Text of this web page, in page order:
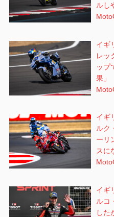
ルし
イギ
レッ
ップ
果」
イギ
ルク
ーリ
スに
イギ
ルコ
した